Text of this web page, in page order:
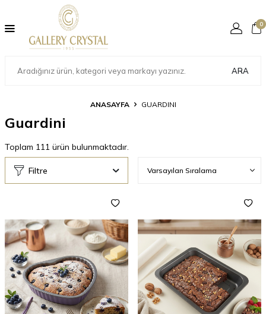
ARA
0
ANASAYFA GUARDINI
Guardini
Toplam 111 ürün bulunmaktadır.
Filtre